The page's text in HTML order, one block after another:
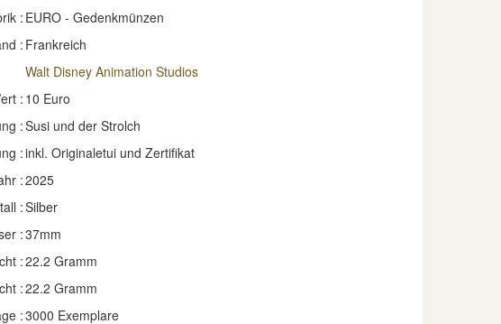
:EURO - Gedenkmünzen
:Frankreich
Walt Disney Animation Studios
: 10 Euro
:Susi und der Strolch
:inkl. Originaletui und Zertifikat
:2025
:Silber
:37mm
:22.2 Gramm
:22.2 Gramm
:3000 Exemplare